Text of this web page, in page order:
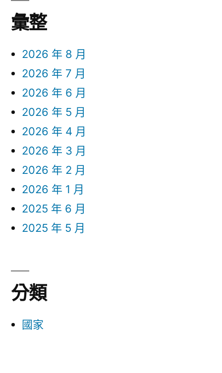
彙整
2026 年 8 月
2026 年 7 月
2026 年 6 月
2026 年 5 月
2026 年 4 月
2026 年 3 月
2026 年 2 月
2026 年 1 月
2025 年 6 月
2025 年 5 月
分類
國家